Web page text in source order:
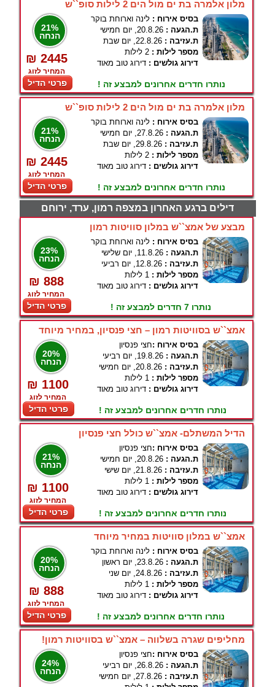
מלון אלמרה בת ים מול הים 2 לילות סופ``ש
21%
הנחה
₪ 2445
המחיר לזוג
פרטי הדיל
בסיס אירוח : לינה וארוחת בוקר
ת.הגעה : 20.8.26, יום חמישי
ת.עזיבה : 22.8.26, יום שבת
מספר לילות : 2 לילות
דירוג גולשים : דירוג טוב מאוד
נותרו חדרים אחרונים למבצע זה !
מלון אלמרה בת ים מול הים 2 לילות סופ``ש
21%
הנחה
₪ 2445
המחיר לזוג
פרטי הדיל
בסיס אירוח : לינה וארוחת בוקר
ת.הגעה : 27.8.26, יום חמישי
ת.עזיבה : 29.8.26, יום שבת
מספר לילות : 2 לילות
דירוג גולשים : דירוג טוב מאוד
נותרו חדרים אחרונים למבצע זה !
דילים ברגע האחרון במצפה רמון, ערד, ירוחם
מבצע של אמצ``ש במלון סוויטות רמון
23%
הנחה
₪ 888
המחיר לזוג
פרטי הדיל
בסיס אירוח : לינה וארוחת בוקר
ת.הגעה : 11.8.26, יום שלישי
ת.עזיבה : 12.8.26, יום רביעי
מספר לילות : 1 לילות
דירוג גולשים : דירוג טוב מאוד
נותרו 7 חדרים למבצע זה !
אמצ``ש בסוויטות רמון – חצי פנסיון, במחיר מיוחד
20%
הנחה
₪ 1100
המחיר לזוג
פרטי הדיל
בסיס אירוח :חצי פנסיון
ת.הגעה : 19.8.26, יום רביעי
ת.עזיבה : 20.8.26, יום חמישי
מספר לילות : 1 לילות
דירוג גולשים : דירוג טוב מאוד
נותרו חדרים אחרונים למבצע זה !
הדיל המשתלם- אמצ``ש כולל חצי פנסיון
21%
הנחה
₪ 1100
המחיר לזוג
פרטי הדיל
בסיס אירוח :חצי פנסיון
ת.הגעה : 20.8.26, יום חמישי
ת.עזיבה : 21.8.26, יום שישי
מספר לילות : 1 לילות
דירוג גולשים : דירוג טוב מאוד
נותרו חדרים אחרונים למבצע זה !
אמצ``ש במלון סוויטות במחיר מיוחד
20%
הנחה
₪ 888
המחיר לזוג
פרטי הדיל
בסיס אירוח : לינה וארוחת בוקר
ת.הגעה : 23.8.26, יום ראשון
ת.עזיבה : 24.8.26, יום שני
מספר לילות : 1 לילות
דירוג גולשים : דירוג טוב מאוד
נותרו חדרים אחרונים למבצע זה !
מחליפים שגרה בשלווה – אמצ``ש בסוויטות רמון!
24%
הנחה
בסיס אירוח :חצי פנסיון
ת.הגעה : 26.8.26, יום רביעי
ת.עזיבה : 27.8.26, יום חמישי